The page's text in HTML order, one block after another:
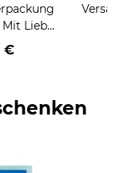
Mit Liebe
€